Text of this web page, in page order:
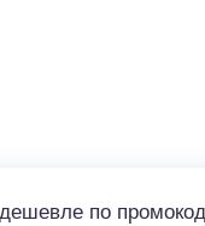
по